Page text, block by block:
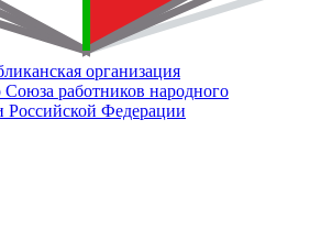
организация
работников народного
Российской Федерации